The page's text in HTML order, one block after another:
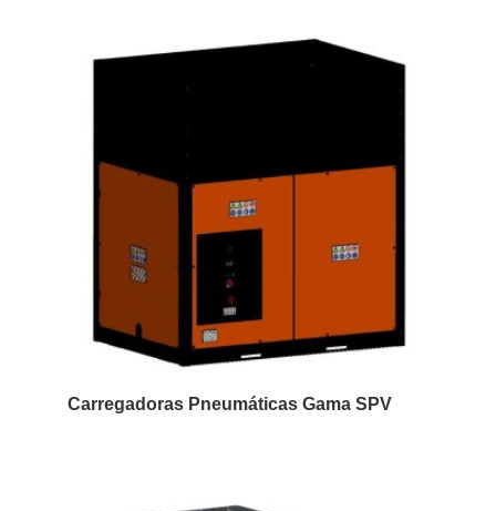
Carregadoras Pneumáticas Gama SPV